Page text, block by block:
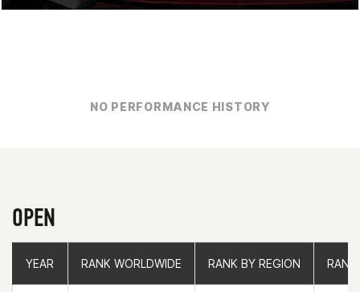
NO PERFORMANCE HISTORY
OPEN
YEAR RANK WORLDWIDE RANK BY REGION
YEAR RANK WORLDWIDE RANK BY REGION